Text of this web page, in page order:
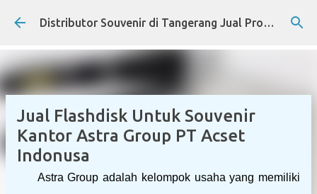
Skip to main content Distributor Souvenir di Tangerang Jual Produk Promosi Eksklusif Corporate dan Instansi Pemerintah
Jual Flashdisk Untuk Souvenir
Kantor Astra Group PT Acset
Indonusa
Astra Group adalah kelompok usaha yang memiliki